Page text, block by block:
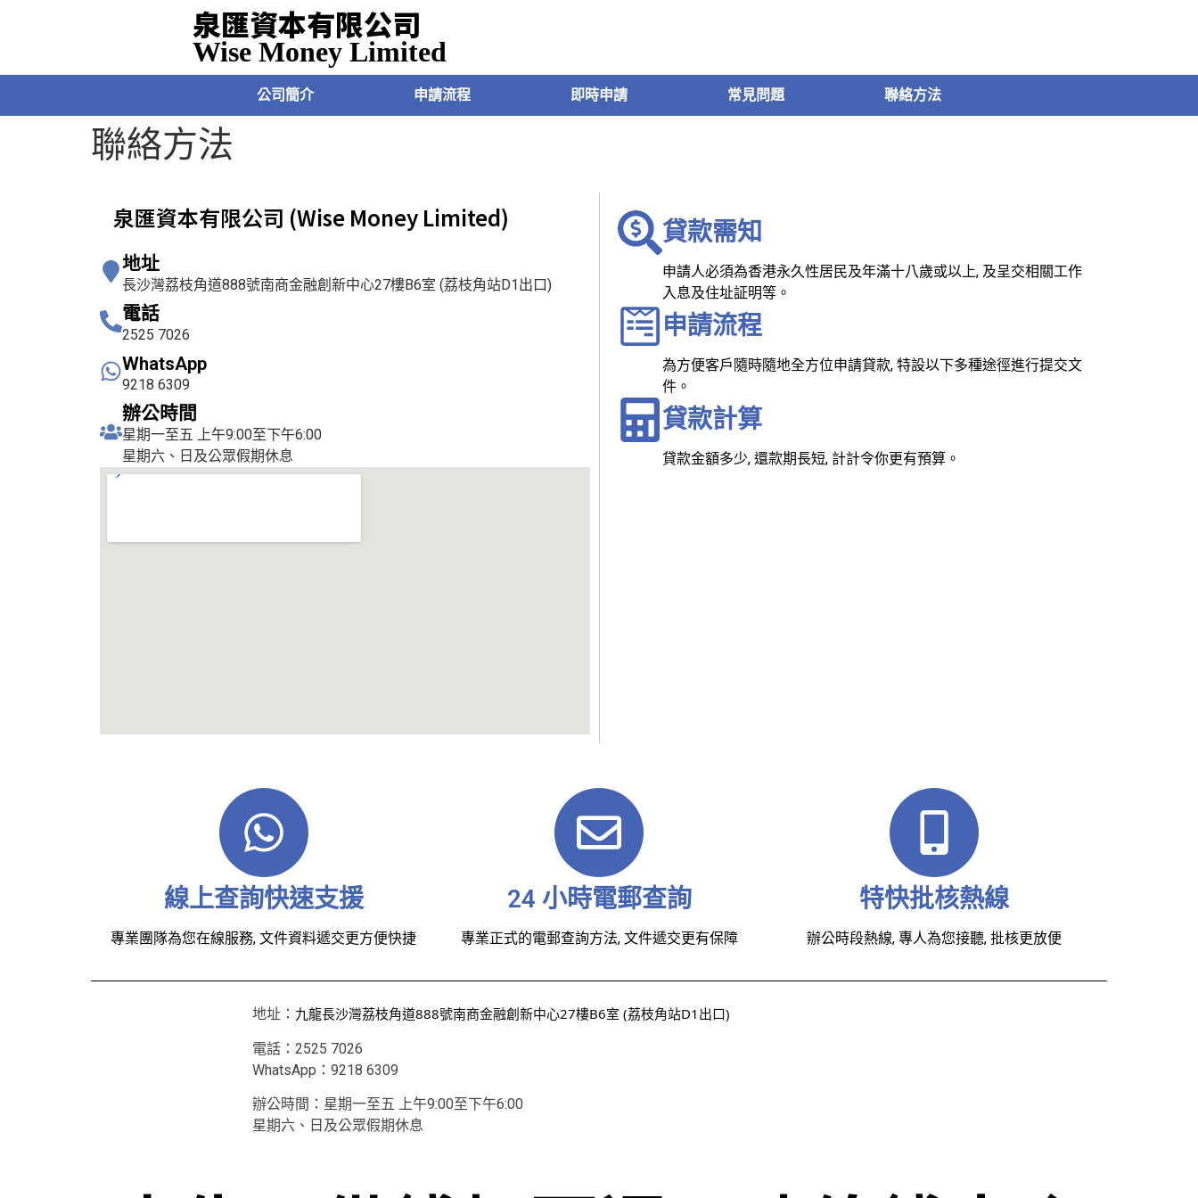
泉匯資本有限公司
Wise Money Limited
公司簡介 申請流程 即時申請 常見問題 聯絡方法
聯絡方法
泉匯資本有限公司 (Wise Money Limited)
地址
長沙灣荔枝角道888號南商金融創新中心27樓B6室 (荔枝角站D1出口)
電話
2525 7026
WhatsApp
9218 6309
辦公時間
星期一至五 上午9:00至下午6:00
星期六、日及公眾假期休息
貸款需知
申請人必須為香港永久性居民及年滿十八歲或以上, 及呈交相關工作
入息及住址証明等。
申請流程
為方便客戶隨時隨地全方位申請貸款, 特設以下多種途徑進行提交文
件。
貸款計算
貸款金額多少, 還款期長短, 計計令你更有預算。
線上查詢快速支援
專業團隊為您在線服務, 文件資料遞交更方便快捷
24 小時電郵查詢
專業正式的電郵查詢方法, 文件遞交更有保障
特快批核熱線
辦公時段熱線, 專人為您接聽, 批核更放便
地址： 九龍長沙灣荔枝角道888號南商金融創新中心27樓B6室 (荔枝角站D1出口)
電話：2525 7026
WhatsApp：9218 6309
辦公時間：星期一至五 上午9:00至下午6:00
星期六、日及公眾假期休息